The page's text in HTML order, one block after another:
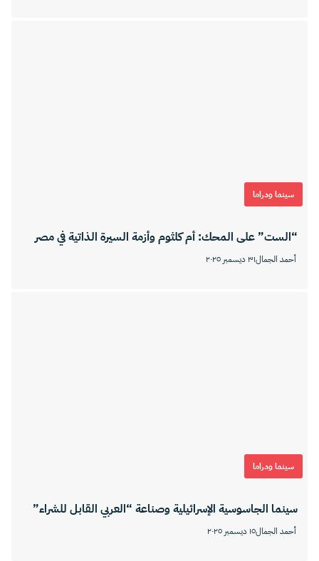
سينما ودراما
“الست” على المحك: أم كلثوم وأزمة السيرة الذاتية في مصر
أحمد الجمال٣١ ديسمبر ٢٠٢٥
سينما ودراما
سينما الجاسوسية الإسرائيلية وصناعة “العربي القابل للشراء”
أحمد الجمال١٥ ديسمبر ٢٠٢٥